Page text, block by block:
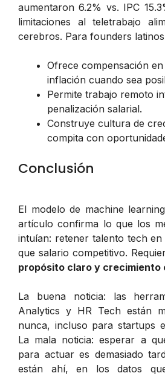
aumentaron 6.2% vs. IPC
limitaciones al teletrabajo
cerebros. Para founders
Ofrece compensación
inflación cuando sea
Permite trabajo remoto
penalización salarial.
Construye cultura de
compita con
Conclusión
El modelo de machine
artículo confirma lo que los
intuían: retener talento tech
que salario competitivo.
propósito claro y crecimiento
La buena noticia: las
Analytics y HR Tech están
nunca, incluso para startups
La mala noticia: esperar a
para actuar es demasiado
están ahí, en los datos